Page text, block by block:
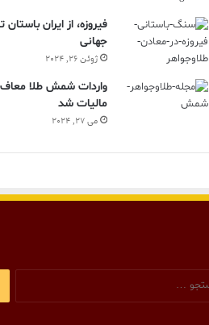
فیروزه، از ایران باستان
جهانی
ژوئن 26, 2024
واردات شمش طلا معاف
مالیات شد
می 27, 2024